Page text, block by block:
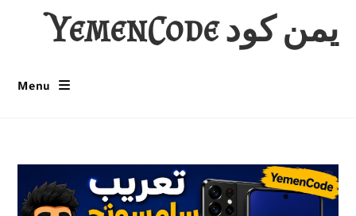
contentيمن كود YemenCode
Menu